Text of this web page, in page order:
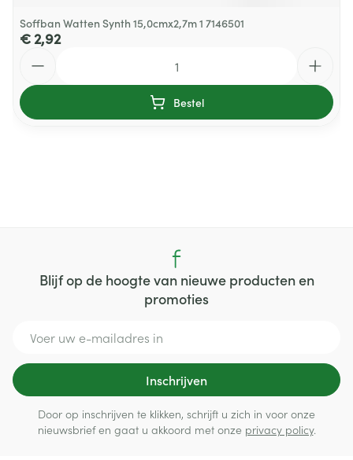
Soffban Watten Synth 15,0cmx2,7m 1 7146501
€ 2,92
Bestel
Blijf op de hoogte van nieuwe producten en
promoties
Inschrijven
Door op inschrijven te klikken, schrijft u zich in voor onze
nieuwsbrief en gaat u akkoord met onze privacy policy.